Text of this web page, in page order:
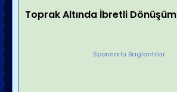
Toprak Altında İbretli Dönüşüm
Sponsorlu Baglantilar